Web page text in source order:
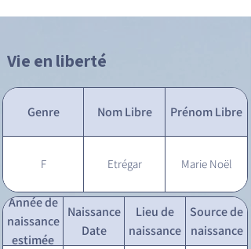
Vie en liberté
Genre Nom Libre Prénom Libre
F Etrégar Marie Noël
Année de
naissance
estimée
Naissance
Date
Lieu de
naissance
Source de
naissance